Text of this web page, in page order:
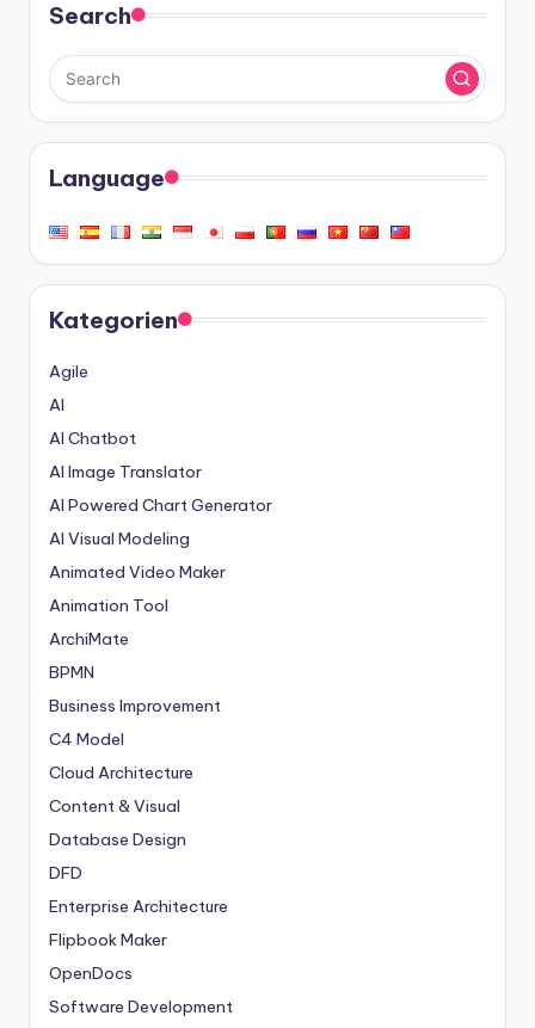
Search
Language
Kategorien
Agile
AI
AI Chatbot
AI Image Translator
AI Powered Chart Generator
AI Visual Modeling
Animated Video Maker
Animation Tool
ArchiMate
BPMN
Business Improvement
C4 Model
Cloud Architecture
Content & Visual
Database Design
DFD
Enterprise Architecture
Flipbook Maker
OpenDocs
Software Development